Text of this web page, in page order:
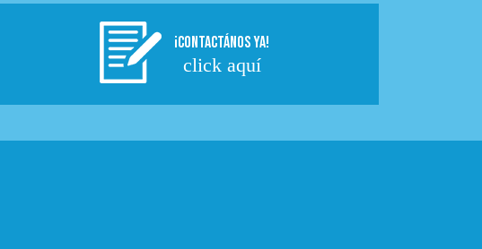
¡CONTACTÁNOS YA!
click aquí